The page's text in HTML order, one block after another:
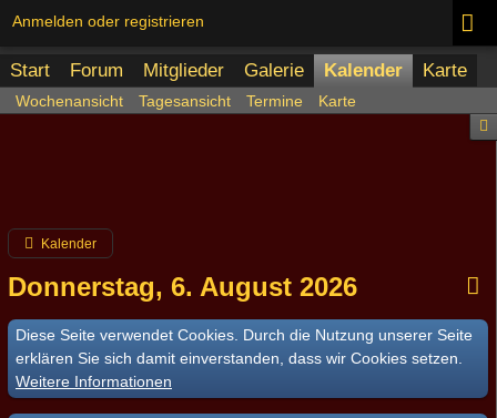
Anmelden oder registrieren
Start Forum Mitglieder Galerie Kalender Karte
Wochenansicht Tagesansicht Termine Karte
Kalender
Donnerstag, 6. August 2026
Diese Seite verwendet Cookies. Durch die Nutzung unserer Seite
erklären Sie sich damit einverstanden, dass wir Cookies setzen.
Weitere Informationen